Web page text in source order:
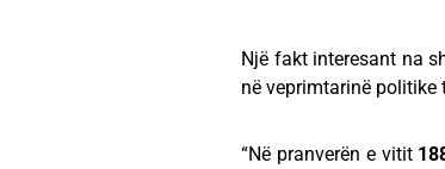
Një fakt interesant na
në veprimtarinë politike
“Në pranverën e vitit